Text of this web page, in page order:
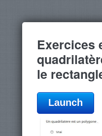
Exercices
le
Launch